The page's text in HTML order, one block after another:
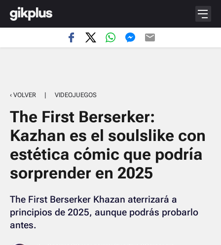
‹ VOLVER | VIDEOJUEGOS
The First Berserker:
Kazhan es el soulslike con
estética cómic que podría
sorprender en 2025
The First Berserker Khazan aterrizará a
principios de 2025, aunque podrás probarlo
antes.